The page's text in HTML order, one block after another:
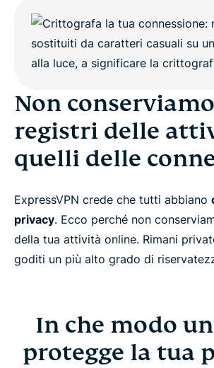
delle connessioni
In che modo una VPN protegge la
ExpressVPN: la migliore VPN per la
Limitazioni sull'anonimato
Perché ExpressVPN è meglio di una
Domande frequenti
Non
registri delle
quelli delle
ExpressVPN crede che tutti abbiano
privacy. Ecco perché non
della tua attività online. Rimani
goditi un più alto grado di
In che modo
protegge la tua